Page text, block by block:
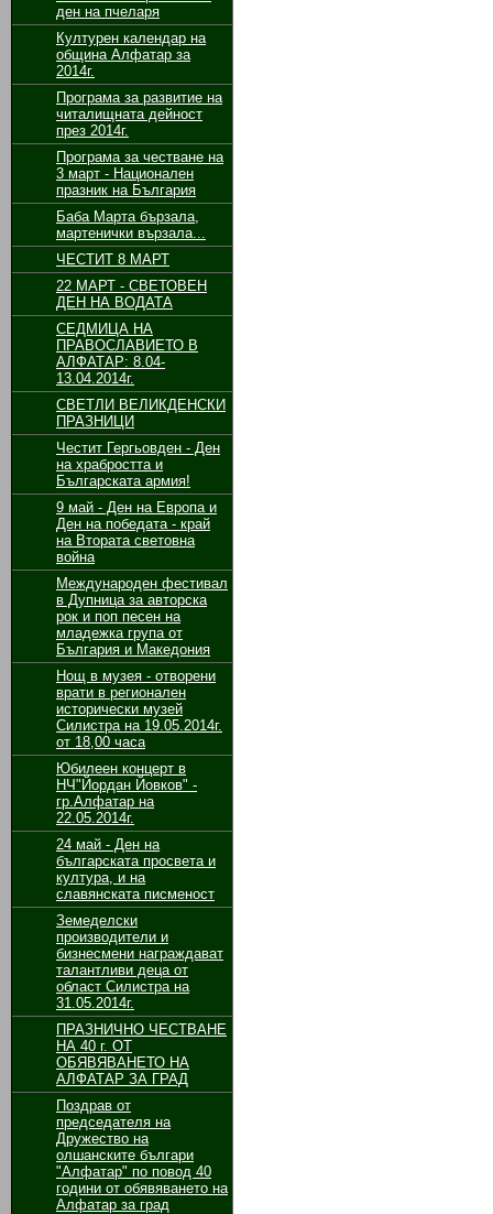
ден на пчеларя
Културен календар на
община Алфатар за
2014г.
Програма за развитие на
читалищната дейност
през 2014г.
Програма за честване на
3 март - Национален
празник на България
Баба Марта бързала,
мартенички вързала...
ЧЕСТИТ 8 МАРТ
22 МАРТ - СВЕТОВЕН
ДЕН НА ВОДАТА
СЕДМИЦА НА
ПРАВОСЛАВИЕТО В
АЛФАТАР: 8.04-
13.04.2014г.
СВЕТЛИ ВЕЛИКДЕНСКИ
ПРАЗНИЦИ
Честит Гергьовден - Ден
на храбростта и
Българската армия!
9 май - Ден на Европа и
Ден на победата - край
на Втората световна
война
Международен фестивал
в Дупница за авторска
рок и поп песен на
младежка група от
България и Македония
Нощ в музея - отворени
врати в регионален
исторически музей
Силистра на 19.05.2014г.
от 18,00 часа
Юбилеен концерт в
НЧ"Йордан Йовков" -
гр.Алфатар на
22.05.2014г.
24 май - Ден на
българската просвета и
култура, и на
славянската писменост
Земеделски
производители и
бизнесмени награждават
талантливи деца от
област Силистра на
31.05.2014г.
ПРАЗНИЧНО ЧЕСТВАНЕ
НА 40 г. ОТ
ОБЯВЯВАНЕТО НА
АЛФАТАР ЗА ГРАД
Поздрав от
председателя на
Дружество на
олшанските българи
"Алфатар" по повод 40
години от обявяването на
Алфатар за град